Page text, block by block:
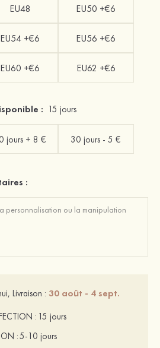
EU48 EU50 +€6
EU54 +€6 EU56 +€6
EU60 +€6 EU62 +€6
: 15 jours
jours + 8 € 30 jours - 5 €
:
Livraison : 30 août - 4 sept.
: 15 jours
:5-10 jours